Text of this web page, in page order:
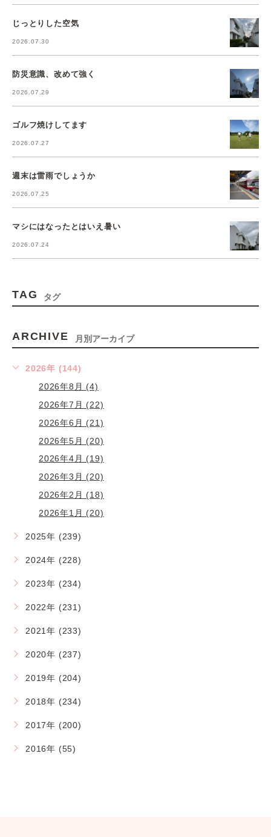
じっとりした空気
2026.07.30
防災意識、改めて強く
2026.07.29
ゴルフ焼けしてます
2026.07.27
週末は雷雨でしょうか
2026.07.25
マシにはなったとはいえ暑い
2026.07.24
TAG タグ
ARCHIVE 月別アーカイブ
2026年 (144)
2026年8月 (4)
2026年7月 (22)
2026年6月 (21)
2026年5月 (20)
2026年4月 (19)
2026年3月 (20)
2026年2月 (18)
2026年1月 (20)
2025年 (239)
2024年 (228)
2023年 (234)
2022年 (231)
2021年 (233)
2020年 (237)
2019年 (204)
2018年 (234)
2017年 (200)
2016年 (55)